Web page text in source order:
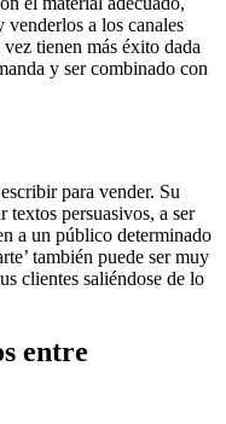
venderlos a los canales
tienen más éxito dada
y ser combinado con
para vender. Su
textos persuasivos, a ser
a un público determinado
también puede ser muy
clientes saliéndose de lo
entre